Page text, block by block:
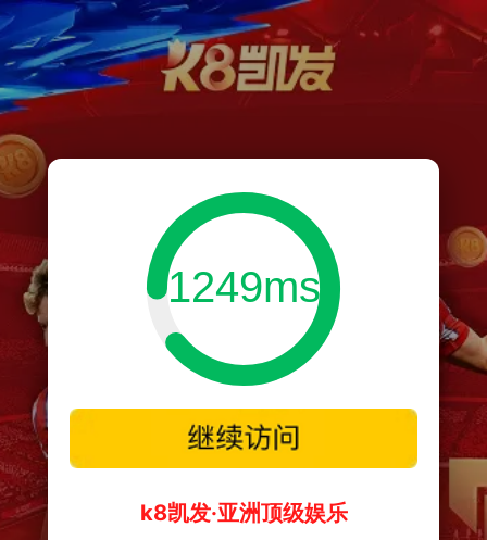
1249ms
k8凯发·亚洲顶级娱乐